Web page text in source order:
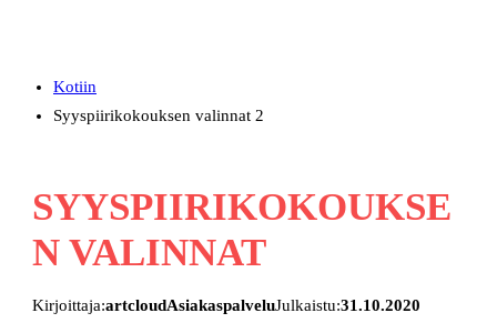
Kotiin
Syyspiirikokouksen valinnat 2
SYYSPIIRIKOKOUKSE
N VALINNAT
Kirjoittaja:artcloudAsiakaspalveluJulkaistu:31.10.2020